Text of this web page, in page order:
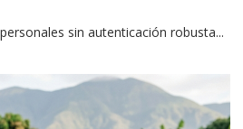
sin autenticación robusta...